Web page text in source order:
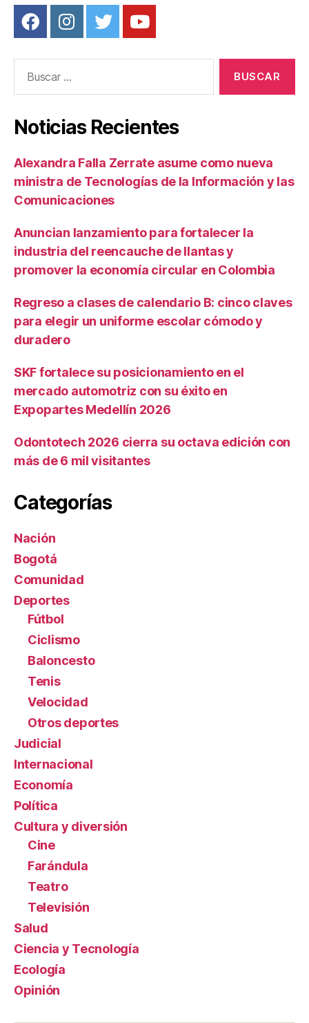
Noticias Recientes
Alexandra Falla Zerrate asume como nueva
ministra de Tecnologías de la Información y las
Comunicaciones
Anuncian lanzamiento para fortalecer la
industria del reencauche de llantas y
promover la economía circular en Colombia
Regreso a clases de calendario B: cinco claves
para elegir un uniforme escolar cómodo y
duradero
SKF fortalece su posicionamiento en el
mercado automotriz con su éxito en
Expopartes Medellín 2026
Odontotech 2026 cierra su octava edición con
más de 6 mil visitantes
Categorías
Nación
Bogotá
Comunidad
Deportes
Fútbol
Ciclismo
Baloncesto
Tenis
Velocidad
Otros deportes
Judicial
Internacional
Economía
Política
Cultura y diversión
Cine
Farándula
Teatro
Televisión
Salud
Ciencia y Tecnología
Ecología
Opinión